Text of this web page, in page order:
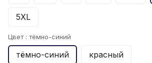
5XL
Цвет : тёмно-синий
тёмно-синий красный